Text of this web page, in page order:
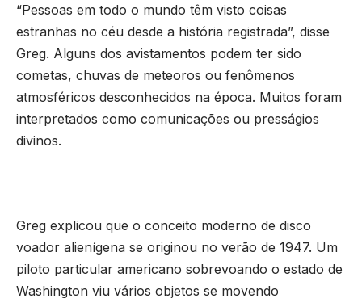
“Pessoas em todo o mundo têm visto coisas
estranhas no céu desde a história registrada”, disse
Greg. Alguns dos avistamentos podem ter sido
cometas, chuvas de meteoros ou fenômenos
atmosféricos desconhecidos na época. Muitos foram
interpretados como comunicações ou presságios
divinos.
Greg explicou que o conceito moderno de disco
voador alienígena se originou no verão de 1947. Um
piloto particular americano sobrevoando o estado de
Washington viu vários objetos se movendo